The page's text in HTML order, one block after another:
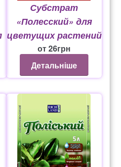
Субстрат
«Полесский» для
цветущих растений
от26грн
Детальніше